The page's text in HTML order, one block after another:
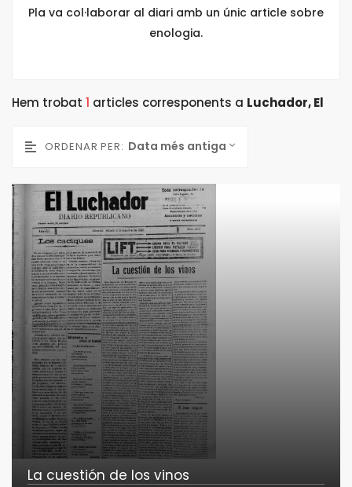
Pla va col·laborar al diari amb un únic article sobre
enologia.
Hem trobat 1 articles corresponents a Luchador, El
ORDENAR PER: Data més antiga
La cuestión de los vinos